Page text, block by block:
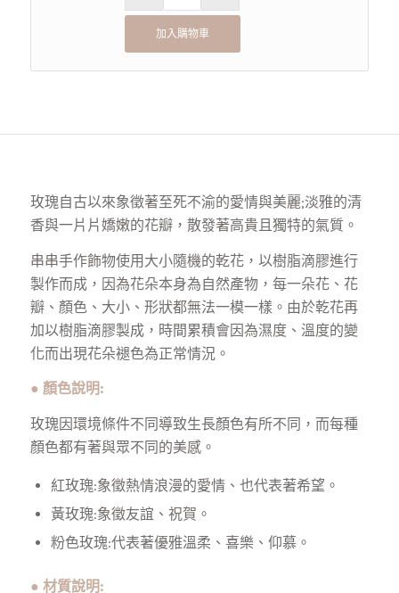
加入購物車
玫瑰自古以來象徵著至死不渝的愛情與美麗;淡雅的清
香與一片片嬌嫩的花瓣，散發著高貴且獨特的氣質。
串串手作飾物使用大小隨機的乾花，以樹脂滴膠進行
製作而成，因為花朵本身為自然產物，每一朵花、花
瓣、顏色、大小、形狀都無法一模一樣。由於乾花再
加以樹脂滴膠製成，時間累積會因為濕度、溫度的變
化而出現花朵褪色為正常情況。
● 顏色說明:
玫瑰因環境條件不同導致生長顏色有所不同，而每種
顏色都有著與眾不同的美感。
紅玫瑰:象徵熱情浪漫的愛情、也代表著希望。
黃玫瑰:象徵友誼、祝賀。
粉色玫瑰:代表著優雅溫柔、喜樂、仰慕。
● 材質說明: